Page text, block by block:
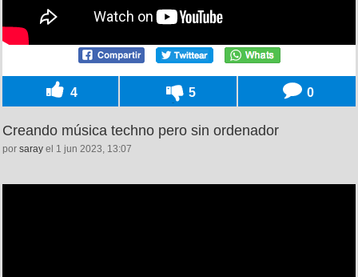
4 5 0
Creando música techno pero sin ordenador
por saray el 1 jun 2023, 13:07